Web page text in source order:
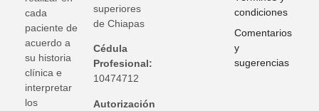
cada
paciente de
acuerdo a
su historia
clínica e
interpretar
los
superiores
de Chiapas
Cédula
Profesional:
10474712
Autorización
condiciones
Comentarios
y
sugerencias